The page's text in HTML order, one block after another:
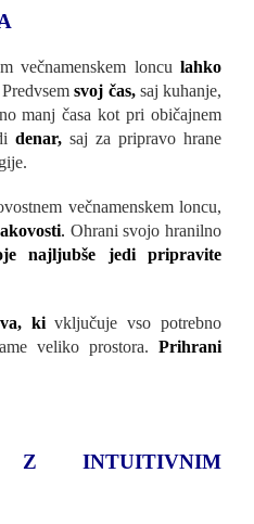
večnamenskem loncu lahko
Predvsem svoj čas, saj kuhanje,
manj časa kot pri običajnem
denar, saj za pripravo hrane
večnamenskem loncu,
. Ohrani svojo hranilno
najljubše jedi pripravite
kivključuje vso potrebno
veliko prostora. Prihrani
INTUITIVNIM